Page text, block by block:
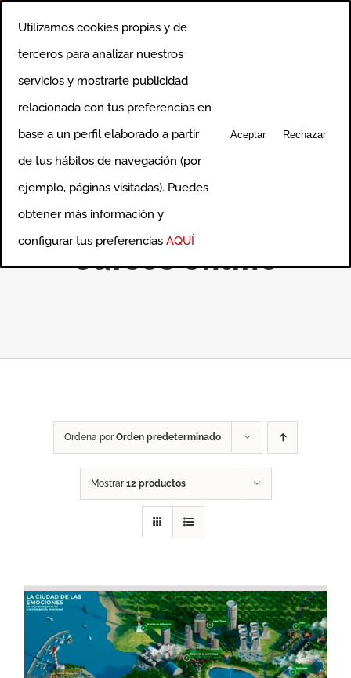
Cursos online
Ordena porOrden predeterminado
Mostrar12 productos
Utilizamos cookies propias y de
terceros para analizar nuestros
servicios y mostrarte publicidad
relacionada con tus preferencias en
base a un perfil elaborado a partir
de tus hábitos de navegación (por
ejemplo, páginas visitadas). Puedes
obtener más información y
configurar tus preferencias AQUÍ
Aceptar Rechazar